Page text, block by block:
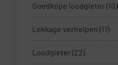
Goedkope loodgieter(10)
Lekkage verhelpen (11)
Loodgieter(22)